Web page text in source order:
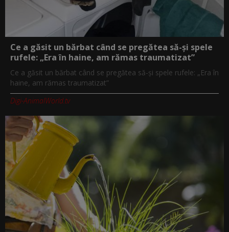
Ce a găsit un bărbat când se pregătea să-și spele
rufele: „Era în haine, am rămas traumatizat”
Ce a găsit un bărbat când se pregătea să-și spele rufele: „Era în
haine, am rămas traumatizat”
Digi-AnimalWorld.tv